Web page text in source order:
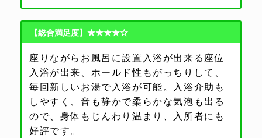
【総合満足度】★★★★☆
座りながらお風呂に設置入浴が出来る座位
入浴が出来、ホールド性もがっちりして、
毎回新しいお湯で入浴が可能。入浴介助も
しやすく、音も静かで柔らかな気泡も出る
ので、身体もじんわり温まり、入所者にも
好評です。